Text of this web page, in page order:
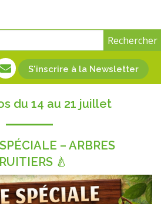
S'inscrire à la Newsletter
du 14 au 21 juillet
– ARBRES
🍐